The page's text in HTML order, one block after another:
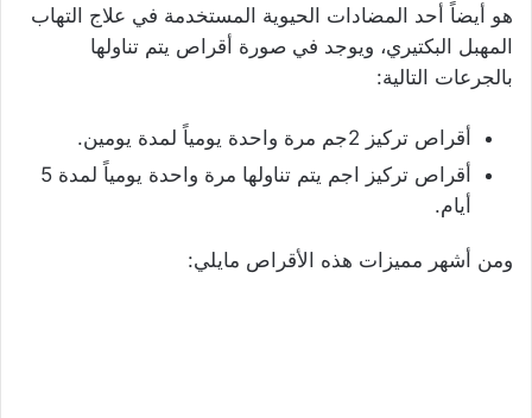
هو أيضاً أحد المضادات الحيوية المستخدمة في علاج التهاب
المهبل البكتيري، ويوجد في صورة أقراص يتم تناولها
بالجرعات التالية:
أقراص تركيز 2جم مرة واحدة يومياً لمدة يومين.
أقراص تركيز اجم يتم تناولها مرة واحدة يومياً لمدة 5
أيام.
ومن أشهر مميزات هذه الأقراص مايلي: